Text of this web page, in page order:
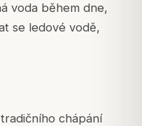
voda během dne,
se ledové vodě,
chápání